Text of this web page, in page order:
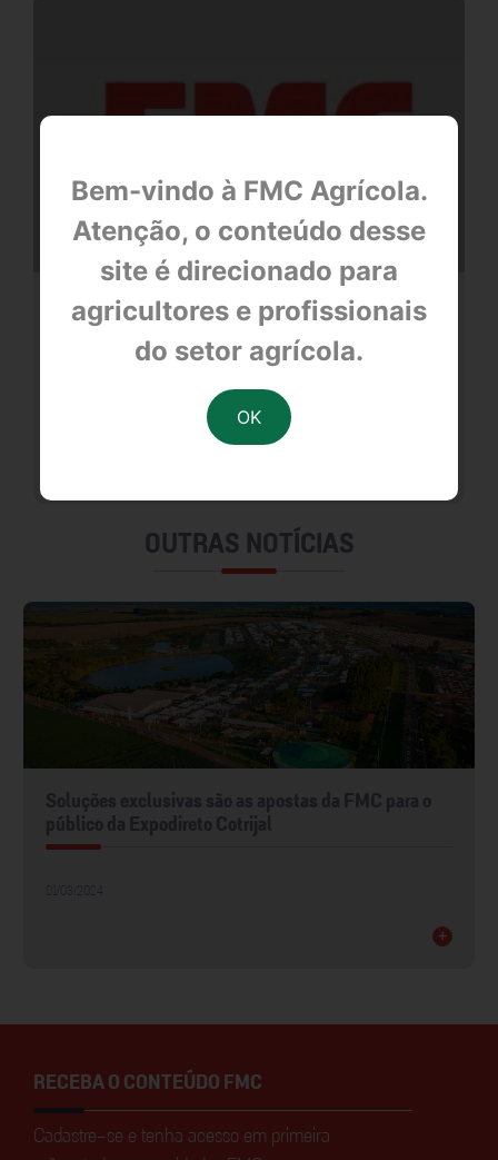
Bem-vindo à FMC Agrícola.
Atenção, o conteúdo desse
site é direcionado para
agricultores e profissionais
do setor agrícola.
Proteção viva nos canaviais: FMC
expande portfólio de cana e lança o
biológico Nemix C
OUTRAS NOTÍCIAS
+
RECEBA O CONTEÚDO FMC
Cadastre-se e tenha acesso em primeira